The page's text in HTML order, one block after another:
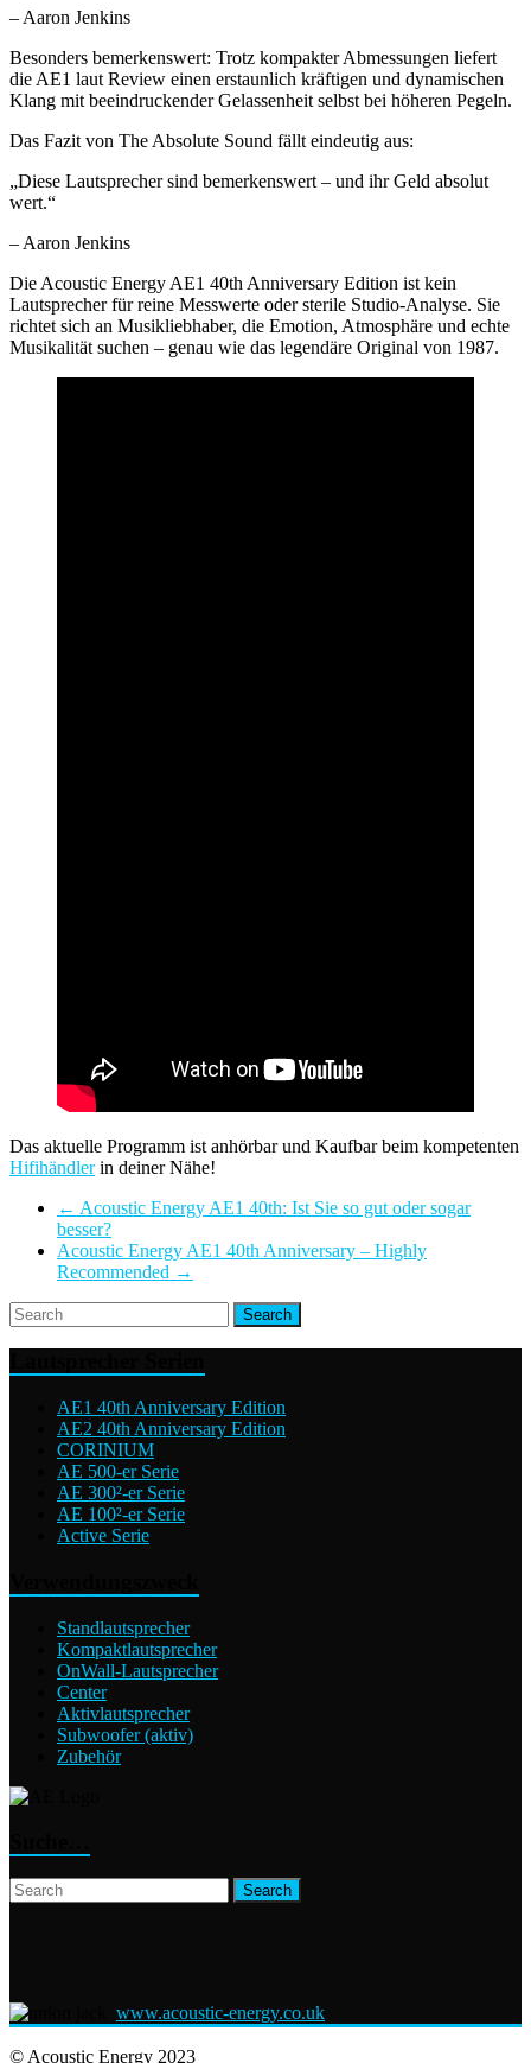
– Aaron Jenkins
Besonders bemerkenswert: Trotz kompakter Abmessungen liefert
die AE1 laut Review einen erstaunlich kräftigen und dynamischen
Klang mit beeindruckender Gelassenheit selbst bei höheren Pegeln.
Das Fazit von The Absolute Sound fällt eindeutig aus:
„Diese Lautsprecher sind bemerkenswert – und ihr Geld absolut
wert.“
– Aaron Jenkins
Die Acoustic Energy AE1 40th Anniversary Edition ist kein
Lautsprecher für reine Messwerte oder sterile Studio-Analyse. Sie
richtet sich an Musikliebhaber, die Emotion, Atmosphäre und echte
Musikalität suchen – genau wie das legendäre Original von 1987.
Das aktuelle Programm ist anhörbar und Kaufbar beim kompetenten
Hifihändlerin deiner Nähe!
← Acoustic Energy AE1 40th: Ist Sie so gut oder sogar
besser?
Acoustic Energy AE1 40th Anniversary – Highly
Recommended →
AE1 40th Anniversary Edition
AE2 40th Anniversary Edition
CORINIUM
AE 500-er Serie
AE 300²-er Serie
AE 100²-er Serie
Active Serie
Standlautsprecher
Kompaktlautsprecher
OnWall-Lautsprecher
Center
Aktivlautsprecher
Subwoofer (aktiv)
Zubehör
www.acoustic-energy.co.uk
© Acoustic Energy 2023